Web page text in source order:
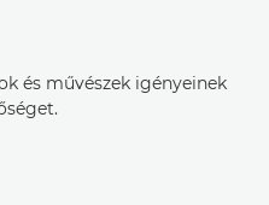
és művészek igényeinek